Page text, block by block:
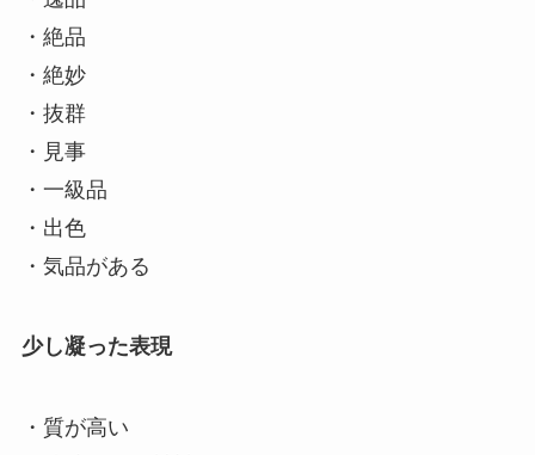
・絶品
・絶妙
・抜群
・見事
・一級品
・出色
・気品がある
少し凝った表現
・質が高い